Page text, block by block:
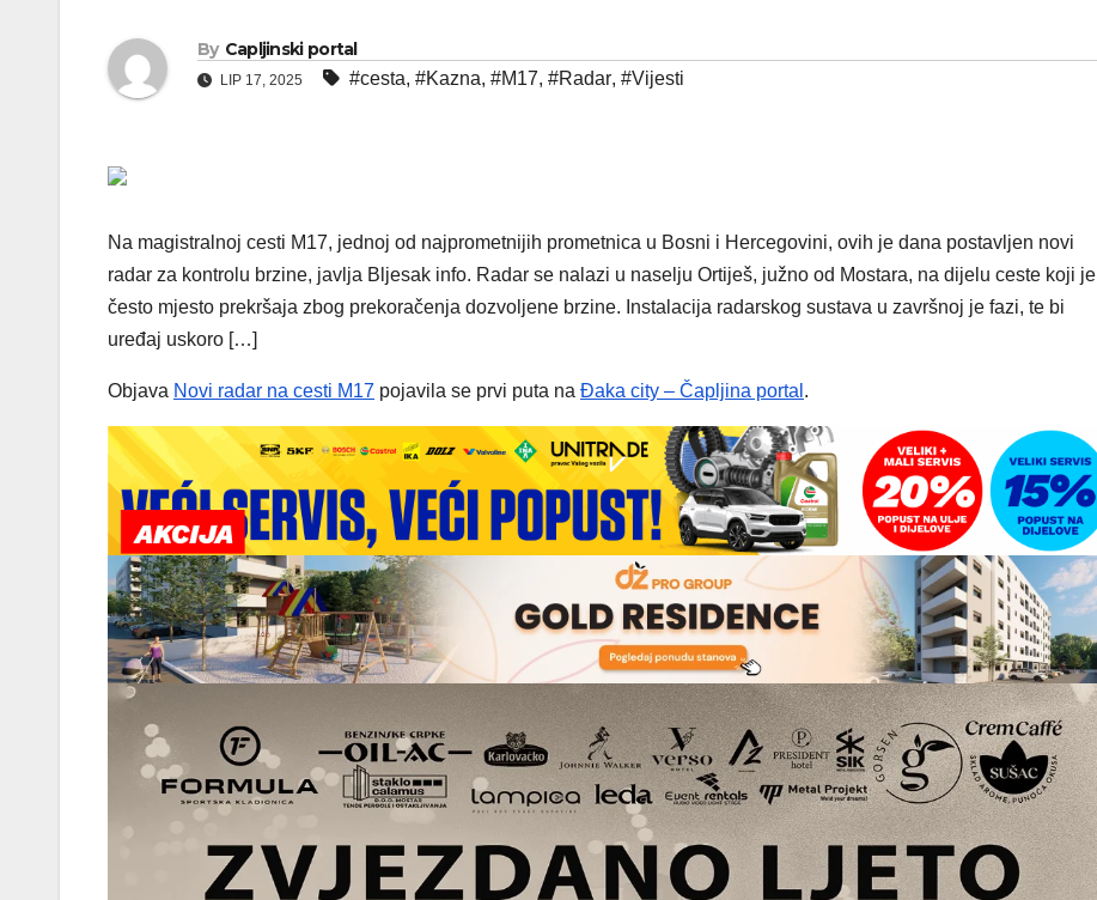
By Capljinski portal
LIP 17, 2025 #cesta, #Kazna, #M17, #Radar, #Vijesti
Na magistralnoj cesti M17, jednoj od najprometnijih prometnica u Bosni i Hercegovini, ovih je dana postavljen novi
radar za kontrolu brzine, javlja Bljesak info. Radar se nalazi u naselju Ortiješ, južno od Mostara, na dijelu ceste koji je
često mjesto prekršaja zbog prekoračenja dozvoljene brzine. Instalacija radarskog sustava u završnoj je fazi, te bi
uređaj uskoro […]
Objava Novi radar na cesti M17 pojavila se prvi puta na Đaka city – Čapljina portal .